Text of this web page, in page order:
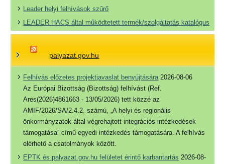
Leader helyi felhívások szűrő
LEADER HACS által működtetett termék/szolgáltatás katalógus
palyazat.gov.hu
Felhívás előzetes projektjavaslat benyújtására 2026-08-06
Az Európai Bizottság (Bizottság) felhívást (Ref.
Ares(2026)4861663 - 13/05/2026) tett közzé az
AMIF/2026/SA/2.4.2. számú, „A helyi és regionális
önkormányzatok által végrehajtott integrációs intézkedések
támogatása” című egyedi intézkedés támogatására. A felhívás
elérhető a csatolmányok között.
EPTK és palyazat.gov.hu felületet érintő karbantartás 2026-08-